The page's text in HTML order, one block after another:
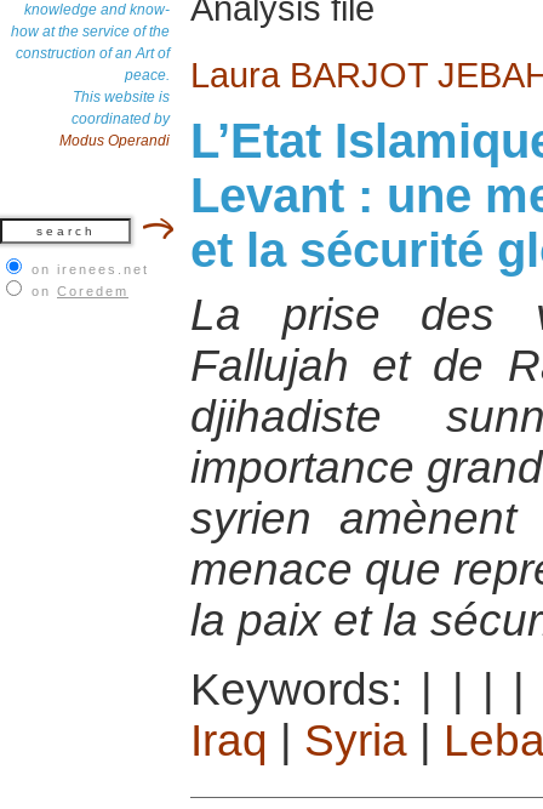
knowledge and know-
how at the service of the
construction of an Art of
peace.
This website is
coordinated by
Modus Operandi
on irenees.net
on Coredem
Laura BARJOT
L’Etat
Levant : une
et la sécurité
La prise des
Fallujah et de
djihadiste
importance
syrien amènent
menace que
la paix et la
Keywords:
Iraq
Syria